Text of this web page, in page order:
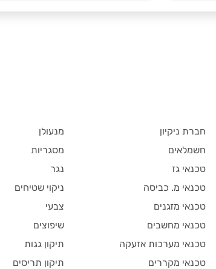
חברת ניקיון
חשמלאים
טכנאי גז
טכנאי מ. כביסה
טכנאי מזגנים
טכנאי מחשבים
טכנאי מערכות אזעקה
טכנאי מקררים
מנעולן
מסגריות
נגר
ניקוי שטיחים
צבעי
שיפוצים
תיקון גגות
תיקון תריסים